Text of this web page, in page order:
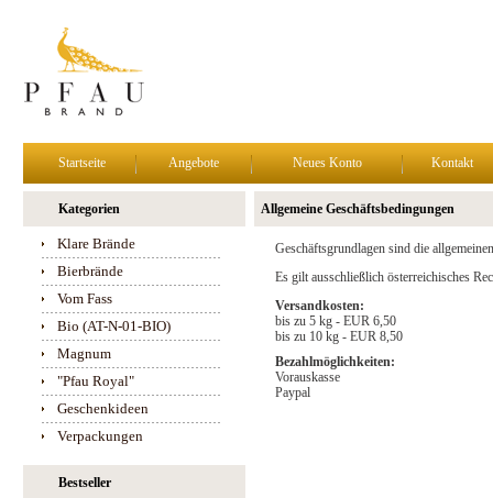
Startseite Angebote Neues Konto Kontakt
Kategorien
Klare Brände
Bierbrände
Vom Fass
Bio (AT-N-01-BIO)
Magnum
"Pfau Royal"
Geschenkideen
Verpackungen
Bestseller
Allgemeine Geschäftsbedingungen
Geschäftsgrundlagen sind die
Es gilt ausschließlich österreichisches
Versandkosten:
bis zu 5 kg - EUR 6,50
bis zu 10 kg - EUR 8,50
Bezahlmöglichkeiten:
Vorauskasse
Paypal